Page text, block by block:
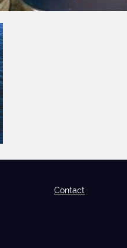
Contact